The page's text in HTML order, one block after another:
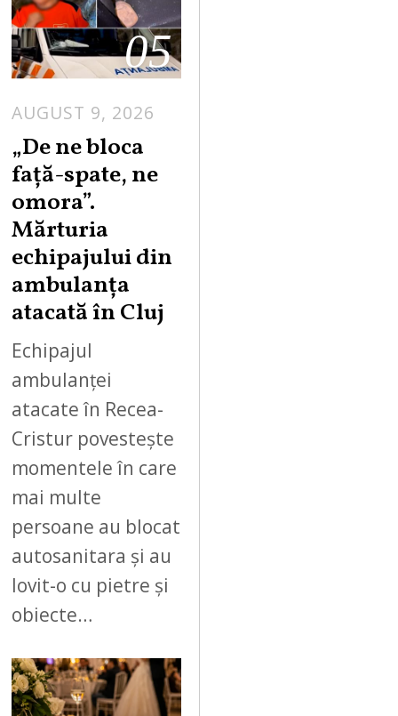
05
AUGUST 9, 2026
„De ne bloca
față-spate, ne
omora”.
Mărturia
echipajului din
ambulanța
atacată în Cluj
Echipajul
ambulanței
atacate în Recea-
Cristur povestește
momentele în care
mai multe
persoane au blocat
autosanitara și au
lovit-o cu pietre și
obiecte…